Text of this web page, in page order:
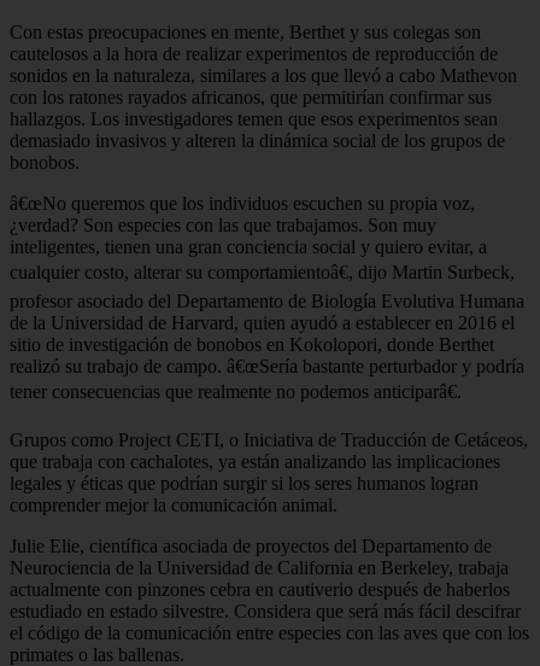
Con estas preocupaciones en mente, Berthet y sus colegas son
cautelosos a la hora de realizar experimentos de reproducción de
sonidos en la naturaleza, similares a los que llevó a cabo Mathevon
con los ratones rayados africanos, que permitirían confirmar sus
hallazgos. Los investigadores temen que esos experimentos sean
demasiado invasivos y alteren la dinámica social de los grupos de
bonobos.
â€œNo queremos que los individuos escuchen su propia voz,
¿verdad? Son especies con las que trabajamos. Son muy
inteligentes, tienen una gran conciencia social y quiero evitar, a
cualquier costo, alterar su comportamientoâ€, dijo Martin Surbeck,
profesor asociado del Departamento de Biología Evolutiva Humana
de la Universidad de Harvard, quien ayudó a establecer en 2016 el
sitio de investigación de bonobos en Kokolopori, donde Berthet
realizó su trabajo de campo. â€œSería bastante perturbador y podría
tener consecuencias que realmente no podemos anticiparâ€.
Grupos como Project CETI, o Iniciativa de Traducción de Cetáceos,
que trabaja con cachalotes, ya están analizando las implicaciones
legales y éticas que podrían surgir si los seres humanos logran
comprender mejor la comunicación animal.
Julie Elie, científica asociada de proyectos del Departamento de
Neurociencia de la Universidad de California en Berkeley, trabaja
actualmente con pinzones cebra en cautiverio después de haberlos
estudiado en estado silvestre. Considera que será más fácil descifrar
el código de la comunicación entre especies con las aves que con los
primates o las ballenas.